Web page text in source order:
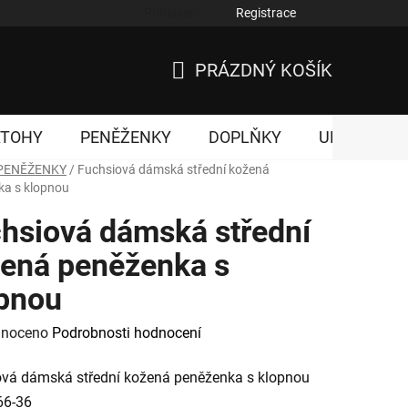
Registrace
KOŠÍK
PRÁZDNÝ KOŠÍK
PENĚŽENKY DOPLŇKY UNISEX
/ Fuchsiová dámská střední kožená
s klopnou
dámská střední
peněženka s
Podrobnosti hodnocení
dámská střední kožená peněženka s klopnou
36